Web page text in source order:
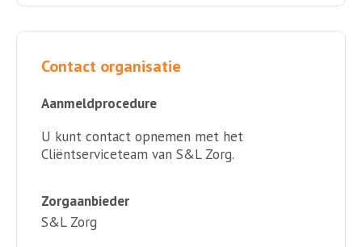
Contact organisatie
Aanmeldprocedure
U kunt contact opnemen met het
Cliëntserviceteam van S&L Zorg.
Zorgaanbieder
S&L Zorg